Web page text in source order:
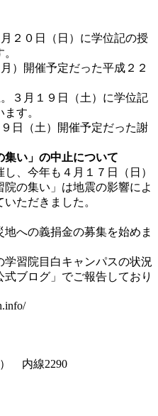
０日（日）に学位記の授
予定だった平成２２
月１９日（土）に学位記
す。
催予定だった謝
い」の中止について
今年も４月１７日（日）
の集い」は地震の影響によ
ただきました。
への義捐金の募集を始めま
習院目白キャンパスの状況
ブログ」でご報告しており
内線2290